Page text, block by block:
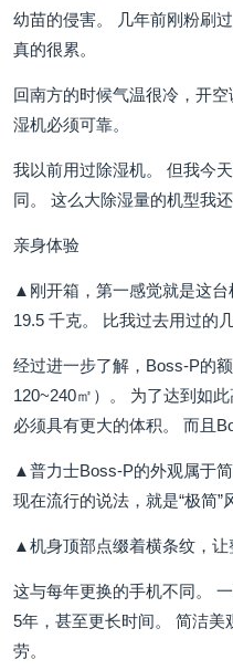
幼苗的侵害。 几年前刚粉刷
真的很累。
回南方的时候气温很冷，开
湿机必须可靠。
我以前用过除湿机。 但我今
同。 这么大除湿量的机型我还
亲身体验
▲刚开箱，第一感觉就是这
19.5 千克。 比我过去用过的
经过进一步了解，Boss-P的
120~240㎡）。 为了达到如
必须具有更大的体积。 而且
▲普力士Boss-P的外观属于
现在流行的说法，就是“极简”
▲机身顶部点缀着横条纹，让
这与每年更换的手机不同。
5年，甚至更长时间。 简洁美
劳。